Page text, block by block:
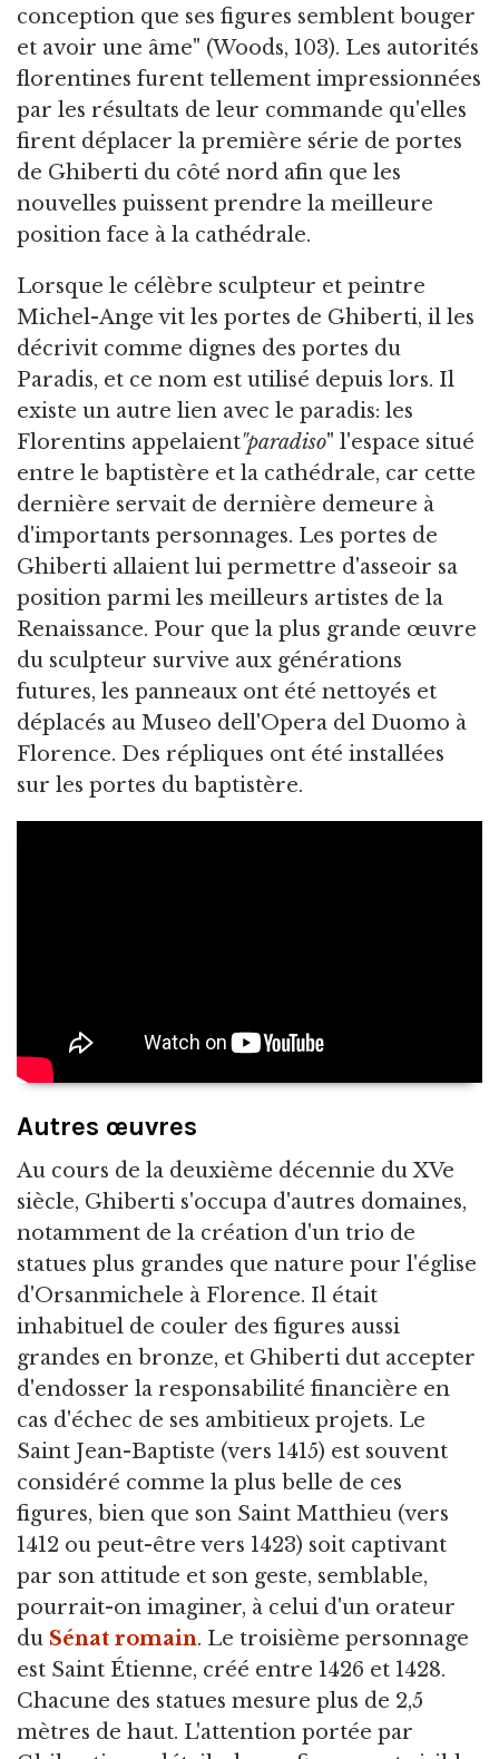
conception que ses figures semblent bouger
et avoir une âme" (Woods, 103). Les autorités
florentines furent tellement impressionnées
par les résultats de leur commande qu'elles
firent déplacer la première série de portes
de Ghiberti du côté nord afin que les
nouvelles puissent prendre la meilleure
position face à la cathédrale.
Lorsque le célèbre sculpteur et peintre
Michel-Ange vit les portes de Ghiberti, il les
décrivit comme dignes des portes du
Paradis, et ce nom est utilisé depuis lors. Il
existe un autre lien avec le paradis: les
Florentins appelaient"paradiso" l'espace situé
entre le baptistère et la cathédrale, car cette
dernière servait de dernière demeure à
d'importants personnages. Les portes de
Ghiberti allaient lui permettre d'asseoir sa
position parmi les meilleurs artistes de la
Renaissance. Pour que la plus grande œuvre
du sculpteur survive aux générations
futures, les panneaux ont été nettoyés et
déplacés au Museo dell'Opera del Duomo à
Florence. Des répliques ont été installées
sur les portes du baptistère.
Autres œuvres
Au cours de la deuxième décennie du XVe
siècle, Ghiberti s'occupa d'autres domaines,
notamment de la création d'un trio de
statues plus grandes que nature pour l'église
d'Orsanmichele à Florence. Il était
inhabituel de couler des figures aussi
grandes en bronze, et Ghiberti dut accepter
d'endosser la responsabilité financière en
cas d'échec de ses ambitieux projets. Le
Saint Jean-Baptiste (vers 1415) est souvent
considéré comme la plus belle de ces
figures, bien que son Saint Matthieu (vers
1412 ou peut-être vers 1423) soit captivant
par son attitude et son geste, semblable,
pourrait-on imaginer, à celui d'un orateur
du Sénat romain. Le troisième personnage
est Saint Étienne, créé entre 1426 et 1428.
Chacune des statues mesure plus de 2,5
mètres de haut. L'attention portée par